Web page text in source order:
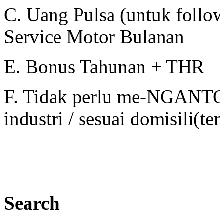
C. Uang Pulsa (untuk
Service Motor Bulanan
E. Bonus Tahunan + THR
F. Tidak perlu me-
industri / sesuai
Search